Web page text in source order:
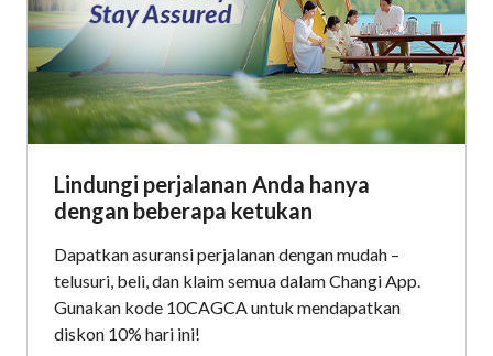
Lindungi perjalanan Anda hanya
dengan beberapa ketukan
Dapatkan asuransi perjalanan dengan mudah –
telusuri, beli, dan klaim semua dalam Changi App.
Gunakan kode 10CAGCA untuk mendapatkan
diskon 10% hari ini!